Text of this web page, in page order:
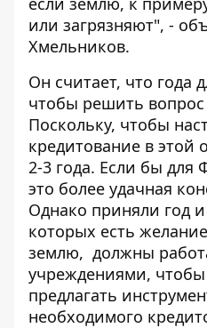
или загрязняют", -
Хмельников.
Он считает, что года
чтобы решить
Поскольку, чтобы
кредитование в этой
2-3 года. Если бы для
это более удачная
Однако приняли год
которых есть
землю, должны
учреждениями,
предлагать
необходимого